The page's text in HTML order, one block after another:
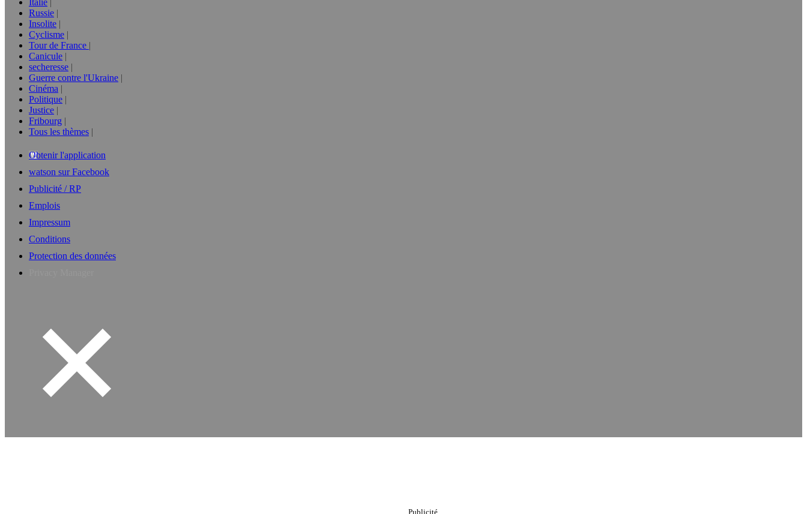
Italie
Russie
Insolite
Cyclisme
Tour de France
Canicule
secheresse
Guerre contre l'Ukraine
Cinéma
Politique
Justice
Fribourg
Tous les thèmes
Obtenir l'application
watson sur Facebook
Publicité / RP
Emplois
Impressum
Conditions
Protection des données